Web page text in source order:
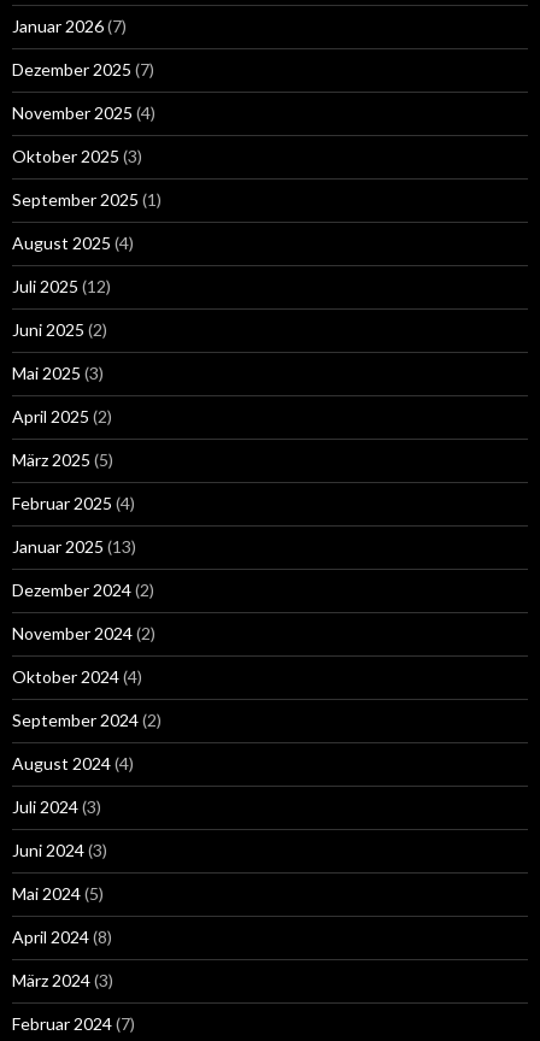
Januar 2026(7)
Dezember 2025 (7)
November 2025 (4)
Oktober 2025 (3)
September 2025 (1)
August 2025 (4)
Juli 2025 (12)
Juni 2025 (2)
Mai 2025 (3)
April 2025 (2)
März 2025 (5)
Februar 2025 (4)
Januar 2025 (13)
Dezember 2024(2)
November 2024(2)
Oktober 2024(4)
September 2024(2)
August 2024(4)
Juli 2024(3)
Juni 2024(3)
Mai 2024(5)
April 2024(8)
März 2024(3)
Februar 2024(7)